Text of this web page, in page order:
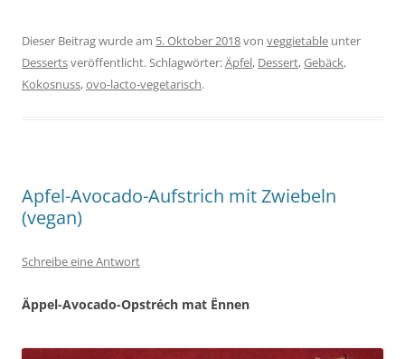
Dieser Beitrag wurde am 5. Oktober 2018von veggietable unter
Dessertsveröffentlicht. Schlagwörter:Äpfel, Dessert,Gebäck,
Kokosnuss,ovo-lacto-vegetarisch.
Apfel-Avocado-Aufstrich mit Zwiebeln
(vegan)
Schreibe eine Antwort
Äppel-Avocado-Opstréch mat Ënnen